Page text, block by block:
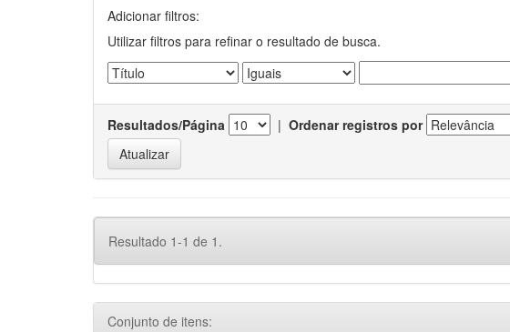
Adicionar filtros:
Utilizar filtros para refinar o resultado de busca.
Resultados/Página | Ordenar registros por
Resultado 1-1 de 1.
Conjunto de itens: